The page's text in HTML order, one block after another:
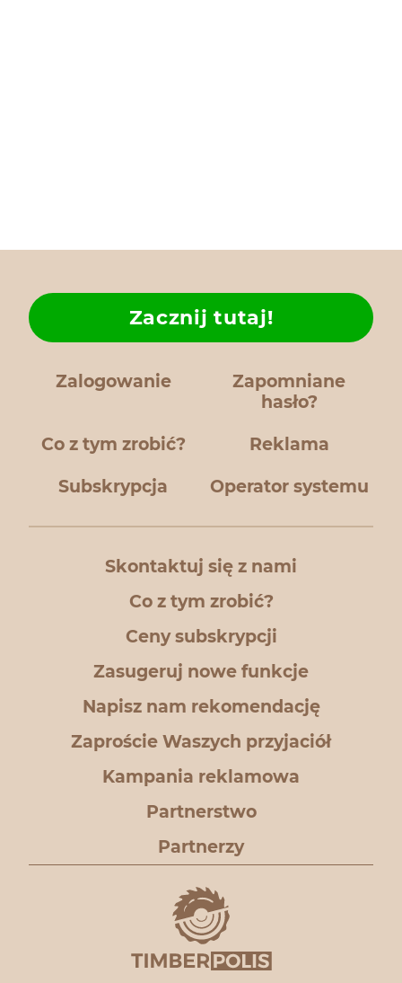
Zalogowanie
Zapomniane
hasło?
Co z tym zrobić?
Zacznij tutaj!
Reklama
Subskrypcja Operator systemu
Skontaktuj się z nami
Co z tym zrobić?
Ceny subskrypcji
Zasugeruj nowe funkcje
Napisz nam rekomendację
Zaproście Waszych przyjaciół
Kampania reklamowa
Partnerstwo
Partnerzy